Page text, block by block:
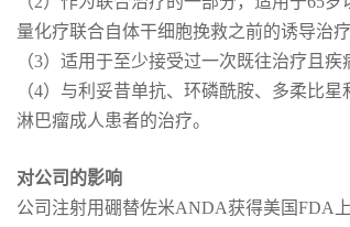
量化疗联合自体干细胞挽救之前的诱导治疗
（3）适用于至少接受过一次既往治疗且
（4）与利妥昔单抗、环磷酰胺、多柔比
淋巴瘤成人患者的治疗。
对公司的影响
公司注射用硼替佐米ANDA获得美国FDA